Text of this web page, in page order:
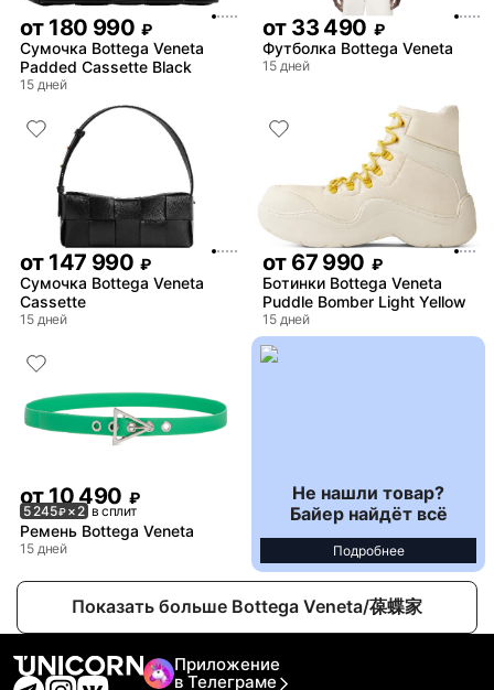
от 180 990 ₽
Сумочка Bottega Veneta
Padded Cassette Black
15 дней
от 33 490 ₽
Футболка Bottega Veneta
15 дней
от 147 990 ₽
Сумочка Bottega Veneta
Cassette
15 дней
от 67 990 ₽
Ботинки Bottega Veneta
Puddle Bomber Light Yellow
15 дней
от10 490 ₽
5 245₽× 2 в сплит
Ремень Bottega Veneta
15 дней
Не нашли товар?
Байер найдёт всё
Подробнее
Показать больше Bottega Veneta/葆蝶家
Приложение
в Телеграме